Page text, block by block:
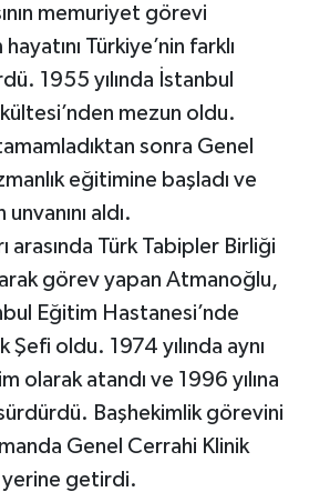
memuriyet görevi
Türkiye’nin farklı
1955 yılında İstanbul
mezun oldu.
sonra Genel
eğitimine başladı ve
aldı.
arasında Türk Tabipler Birliği
görev yapan Atmanoğlu,
Eğitim Hastanesi’nde
Şefi oldu. 1974 yılında aynı
olarak atandı ve 1996 yılına
Başhekimlik görevini
Genel Cerrahi Klinik
getirdi.